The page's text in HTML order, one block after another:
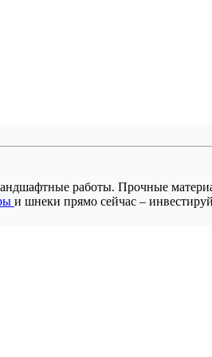
работы. Прочные
и шнеки прямо сейчас –